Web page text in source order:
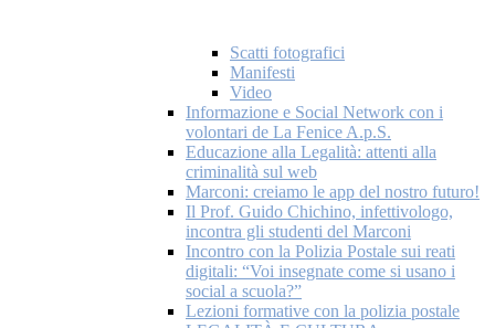
Scatti fotografici
Manifesti
Video
Informazione e Social Network con i
volontari de La Fenice A.p.S.
Educazione alla Legalità: attenti alla
criminalità sul web
Marconi: creiamo le app del nostro futuro!
Il Prof. Guido Chichino, infettivologo,
incontra gli studenti del Marconi
Incontro con la Polizia Postale sui reati
digitali: “Voi insegnate come si usano i
social a scuola?”
Lezioni formative con la polizia postale